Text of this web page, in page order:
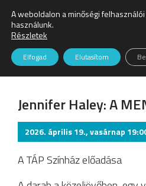
Színház
Jennifer Haley: A
2026. április 19., vasárnap
A TÁP Színház előadása
A weboldalon a minőségi
használunk.
Részletek
Elfogad Elutasítom